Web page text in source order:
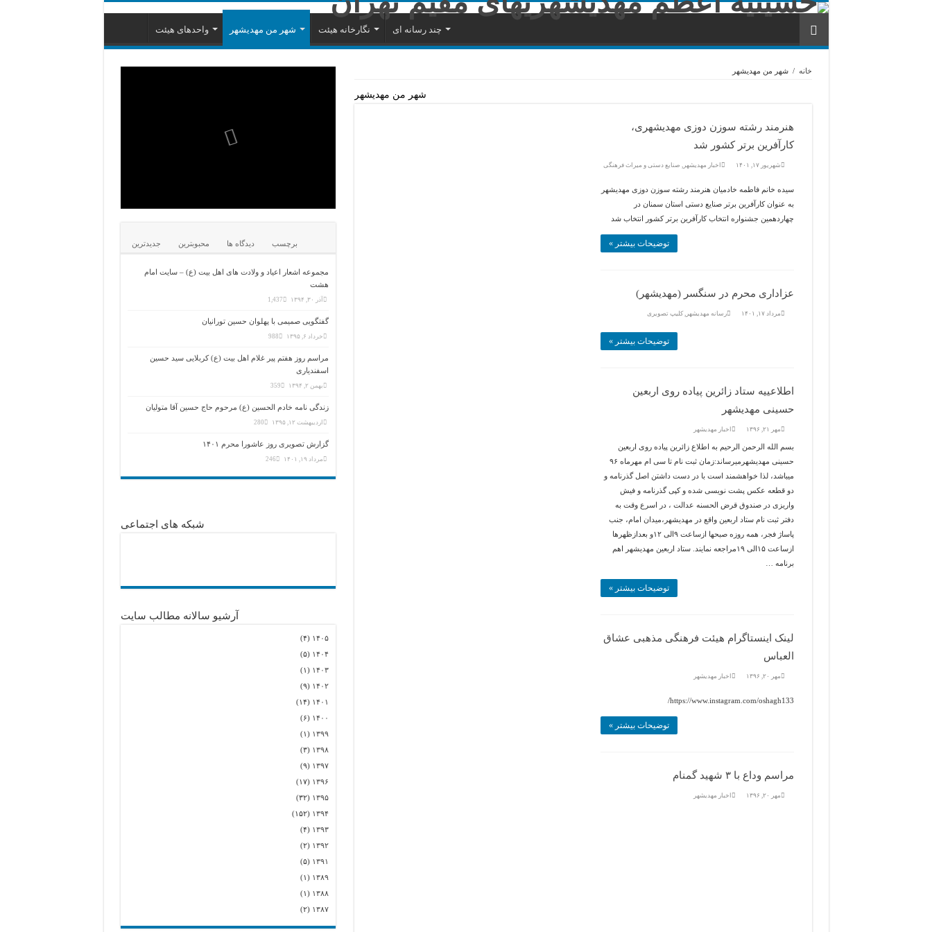
واحدهای هیئت شهر من مهدیشهر نگارخانه هیئت چند رسانه ای
خانه / شهر من مهديشهر
شهر من مهديشهر
هنرمند رشته سوزن دوزی مهدیشهری،
کارآفرین برتر کشور شد
شهریور ۱۷, ۱۴۰۱ اخبار مهديشهر , صنایع دستی و میراث فرهنگی
سیده خانم فاطمه خادمیان هنرمند رشته سوزن دوزی مهدیشهر
به عنوان کارآفرین برتر صنایع دستی استان سمنان در
چهاردهمین جشنواره انتخاب کارآفرین برتر کشور انتخاب شد
توضیحات بیشتر »
عزاداری محرم در سنگسر (مهدیشهر)
مرداد ۱۷, ۱۴۰۱ رسانه مهديشهر ,کلیپ تصویری
توضیحات بیشتر »
اطلاعییه ستاد زائرین پیاده روی اربعین
حسینی مهدیشهر
مهر ۲۱, ۱۳۹۶ اخبار مهديشهر
بسم الله الرحمن الرحیم به اطلاع زائرین پیاده روی اربعین
حسینی مهدیشهرمیرساند:زمان ثبت نام تا سی ام مهرماه ۹۶
میباشد، لذا خواهشمند است با در دست داشتن اصل گذرنامه و
دو قطعه عکس پشت نویسی شده و کپی گذرنامه و فیش
واریزی در صندوق قرض الحسنه عدالت ، در اسرع وقت به
دفتر ثبت نام ستاد اربعین واقع در مهدیشهر،میدان امام، جنب
پاساژ فجر، همه روزه صبحها ازساعت ۹الی ۱۲و بعدازظهرها
ازساعت ۱۵الی ۱۹مراجعه نمایند. ستاد اربعین مهدیشهر اهم
برنامه …
توضیحات بیشتر »
لینک اینستاگرام هیئت فرهنگی مذهبی عشاق
العباس
مهر ۲۰, ۱۳۹۶ اخبار مهديشهر
https://www.instagram.com/oshagh133/
توضیحات بیشتر »
مراسم وداع با ۳ شهید گمنام
مهر ۲۰, ۱۳۹۶ اخبار مهديشهر
جدیدترین محبوبترین دیدگاه ها برچسب
مجموعه اشعار اعیاد و ولادت های اهل بیت (ع) – سایت امام
هشت
آذر ۳۰, ۱۳۹۴ 1,437
گفتگویی صمیمی با پهلوان حسین تورانیان
خرداد ۶, ۱۳۹۵ 988
مراسم روز هفتم پیر غلام اهل بیت (ع) کربلایی سید حسین
اسفندیاری
بهمن ۲, ۱۳۹۴ 359
زندگی نامه خادم الحسین (ع) مرحوم حاج حسین آقا متولیان
اردیبهشت ۱۲, ۱۳۹۵ 280
گزارش تصویری روز عاشورا محرم ۱۴۰۱
مرداد ۱۹, ۱۴۰۱ 246
شبکه های اجتماعی
آرشیو سالانه مطالب سایت
۱۴۰۵ (۴)
۱۴۰۴ (۵)
۱۴۰۳ (۱)
۱۴۰۲ (۹)
۱۴۰۱ (۱۴)
۱۴۰۰ (۶)
۱۳۹۹ (۱)
۱۳۹۸ (۳)
۱۳۹۷ (۹)
۱۳۹۶ (۱۷)
۱۳۹۵ (۳۲)
۱۳۹۴ (۱۵۲)
۱۳۹۳ (۴)
۱۳۹۲ (۲)
۱۳۹۱ (۵)
۱۳۸۹ (۱)
۱۳۸۸ (۱)
۱۳۸۷ (۲)